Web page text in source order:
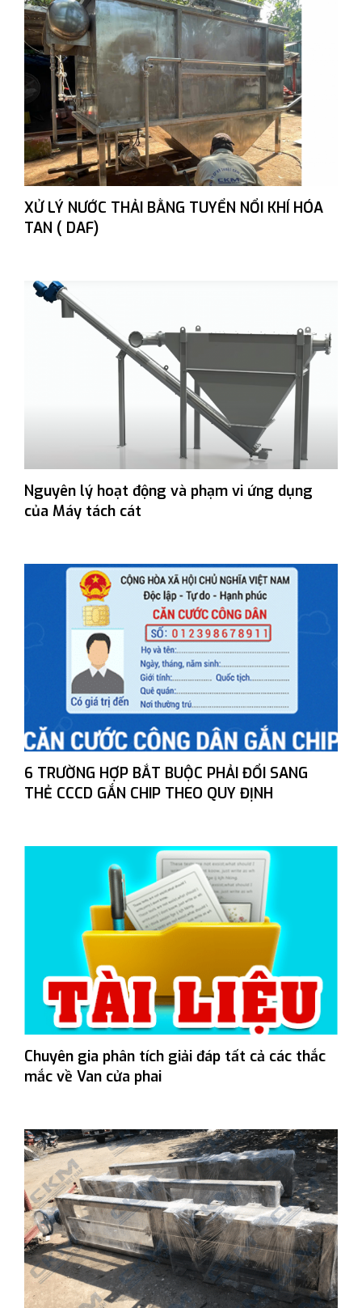
XỬ LÝ NƯỚC THẢI BẰNG TUYỂN NỔI KHÍ HÓA
TAN ( DAF)
Nguyên lý hoạt động và phạm vi ứng dụng
của Máy tách cát
6 TRƯỜNG HỢP BẮT BUỘC PHẢI ĐỔI SANG
THẺ CCCD GẮN CHIP THEO QUY ĐỊNH
Chuyên gia phân tích giải đáp tất cả các thắc
mắc về Van cửa phai